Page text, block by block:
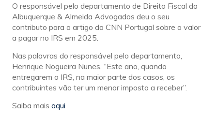
O responsável pelo departamento de Direito Fiscal da
Albuquerque & Almeida Advogados deu o seu
contributo para o artigo da CNN Portugal sobre o valor
a pagar no IRS em 2025.
Nas palavras do responsável pelo departamento,
Henrique Nogueira Nunes, “Este ano, quando
entregarem o IRS, na maior parte dos casos, os
contribuintes vão ter um menor imposto a receber”.
Saiba mais aqui